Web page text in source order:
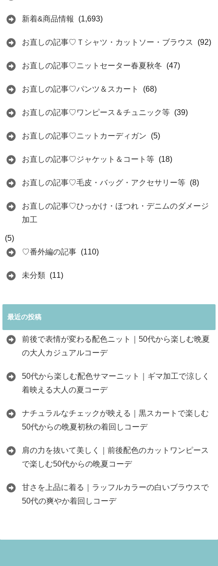
新着&商品情報 (1,693)
お直しの記事♡Ｔシャツ・カットソー・ブラウス (92)
お直しの記事♡ニットセーター春夏秋冬 (47)
お直しの記事♡パンツ＆スカート (68)
お直しの記事♡ワンピース＆チュニック等 (39)
お直しの記事♡ニットカーディガン (5)
お直しの記事♡ジャケット＆コート等 (18)
お直しの記事♡毛皮・バッグ・アクセサリー等 (8)
お直しの記事♡ひっかけ・ほつれ・デニムのダメージ
加工
(5)
♡番外編の記事 (110)
未分類 (11)
最近の投稿
前後で表情が変わる配色ニット｜50代から楽しむ晩夏
の大人カジュアルコーデ
50代から楽しむ配色サマーニット｜ギマ加工で涼しく
着映える大人の夏コーデ
ナチュラルなチェックが映える｜黒スカートで楽しむ
50代からの晩夏初秋の着回しコーデ
肩の力を抜いて美しく｜前後配色のカットワンピース
で楽しむ50代からの晩夏コーデ
甘さを上品に着る｜ラッフルカラーの白いブラウスで
50代の爽やか着回しコーデ